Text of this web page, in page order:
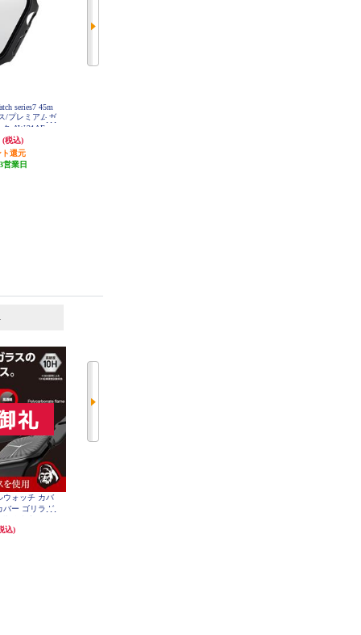
series7 45m
/プレミアムガ
AW-21AFCG
(税込)
ト還元
3営業日
ウォッチ カバ
バー ゴリラガ
ク AW-24AFC
込)